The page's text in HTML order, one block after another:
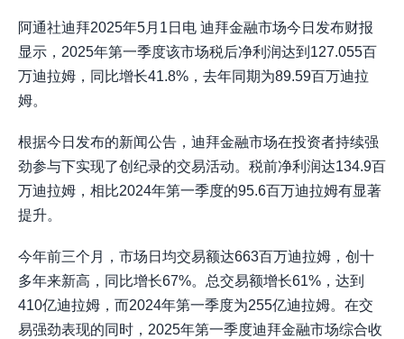
阿通社迪拜2025年5月1日电 迪拜金融市场今日发布财报
显示，2025年第一季度该市场税后净利润达到127.055百
万迪拉姆，同比增长41.8%，去年同期为89.59百万迪拉
姆。
根据今日发布的新闻公告，迪拜金融市场在投资者持续强
劲参与下实现了创纪录的交易活动。税前净利润达134.9百
万迪拉姆，相比2024年第一季度的95.6百万迪拉姆有显著
提升。
今年前三个月，市场日均交易额达663百万迪拉姆，创十
多年来新高，同比增长67%。总交易额增长61%，达到
410亿迪拉姆，而2024年第一季度为255亿迪拉姆。在交
易强劲表现的同时，2025年第一季度迪拜金融市场综合收